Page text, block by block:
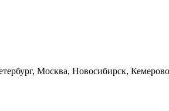
Москва, Новосибирск,